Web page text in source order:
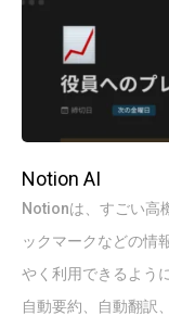
Notion AI
Notionは、すごい高
ックマークなどの情
やく利用できるよう
自動要約、自動翻訳